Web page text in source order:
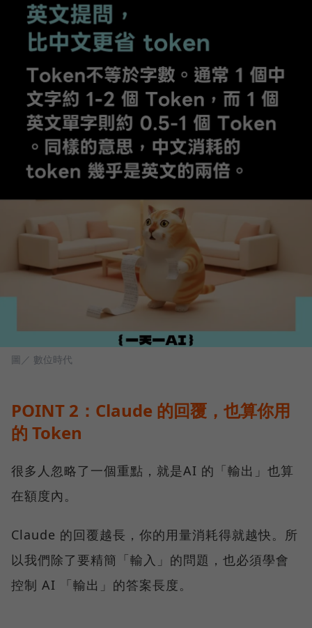
圖／ 數位時代
POINT 2：Claude 的回覆，也算你用
的 Token
很多人忽略了一個重點，就是AI 的「輸出」也算
在額度內。
Claude 的回覆越長，你的用量消耗得就越快。所
以我們除了要精簡「輸入」的問題，也必須學會
控制 AI 「輸出」的答案長度。